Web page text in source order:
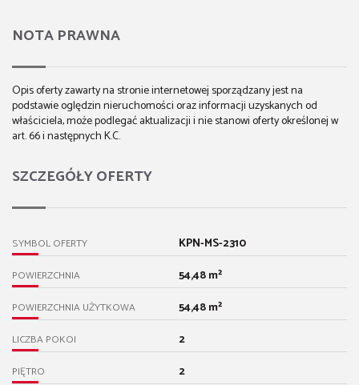
NOTA PRAWNA
Opis oferty zawarty na stronie internetowej sporządzany jest na
podstawie oględzin nieruchomości oraz informacji uzyskanych od
właściciela, może podlegać aktualizacji i nie stanowi oferty określonej w
art. 66 i następnych K.C.
SZCZEGÓŁY OFERTY
SYMBOL OFERTY KPN-MS-2310
POWIERZCHNIA 54,48 m²
POWIERZCHNIA UŻYTKOWA 54,48 m²
LICZBA POKOI 2
PIĘTRO 2